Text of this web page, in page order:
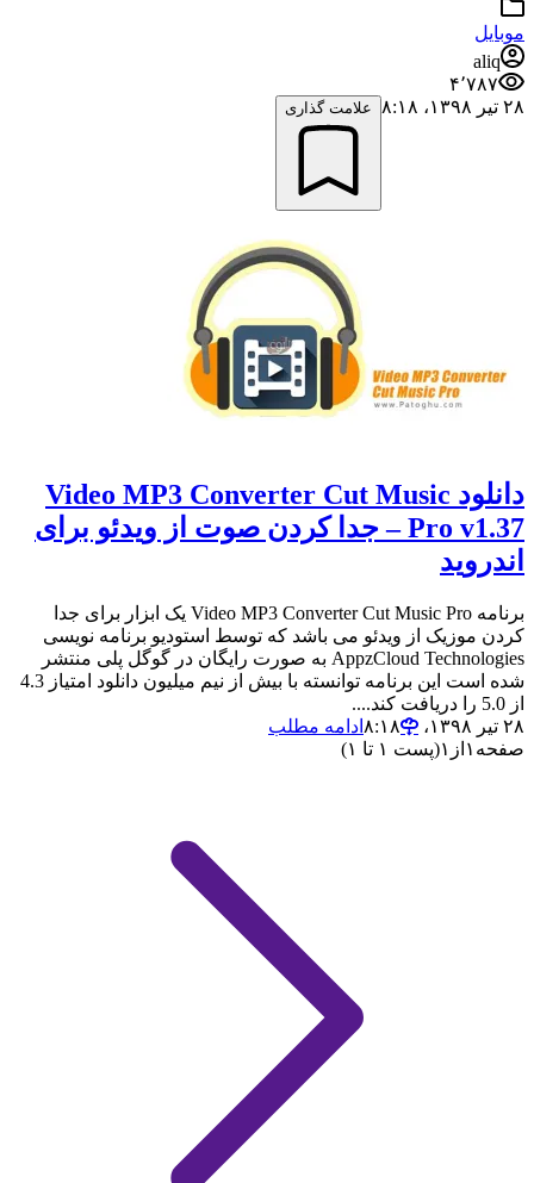
موبایل
aliq
۴٬۷۸۷
۲۸ تیر ۱۳۹۸،‏ ۸:۱۸
علامت گذاری
دانلود Video MP3 Converter Cut Music
Pro v1.37 – جدا کردن صوت از ویدئو برای
اندروید
برنامه Video MP3 Converter Cut Music Pro یک ابزار برای جدا
کردن موزیک از ویدئو می باشد که توسط استودیو برنامه نویسی
AppzCloud Technologies به صورت رایگان در گوگل پلی منتشر
شده است این برنامه توانسته با بیش از نیم میلیون دانلود امتیاز 4.3
از 5.0 را دریافت کند....
۲۸ تیر ۱۳۹۸،‏ ۸:۱۸
ادامه مطلب
صفحه ۱ از ۱(پست ۱ تا ۱)